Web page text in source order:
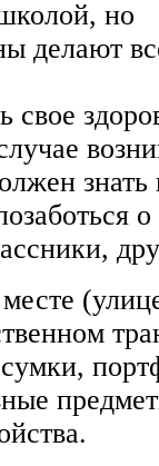
но
делают
свое